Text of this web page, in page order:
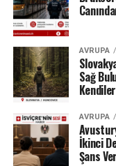
makamlarının
durumda.#ahbap
AVRUPA
Sağ
AVRUPA
İkinci
Şans